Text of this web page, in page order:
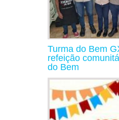
Turma do Bem
refeição
do Bem